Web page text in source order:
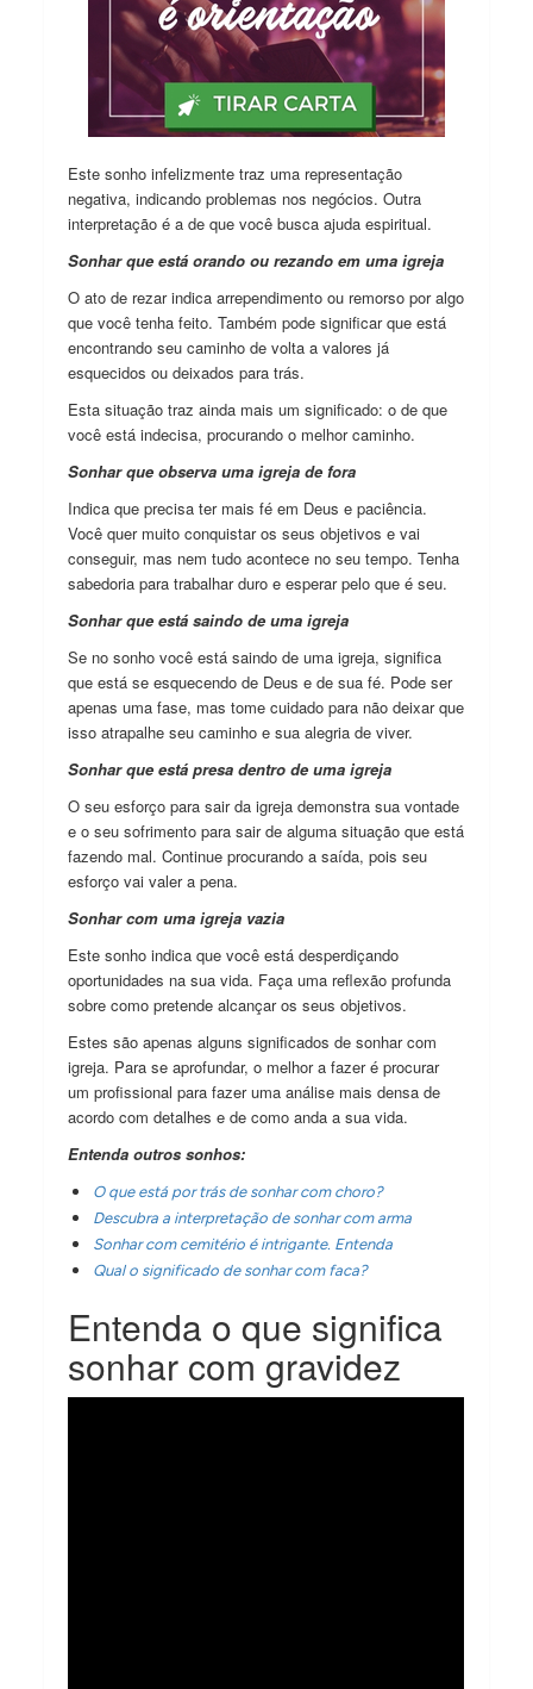
Este sonho infelizmente traz uma representação
negativa, indicando problemas nos negócios. Outra
interpretação é a de que você busca ajuda espiritual.
Sonhar que está orando ou rezando em uma igreja
O ato de rezar indica arrependimento ou remorso por algo
que você tenha feito. Também pode significar que está
encontrando seu caminho de volta a valores já
esquecidos ou deixados para trás.
Esta situação traz ainda mais um significado: o de que
você está indecisa, procurando o melhor caminho.
Sonhar que observa uma igreja de fora
Indica que precisa ter mais fé em Deus e paciência.
Você quer muito conquistar os seus objetivos e vai
conseguir, mas nem tudo acontece no seu tempo. Tenha
sabedoria para trabalhar duro e esperar pelo que é seu.
Sonhar que está saindo de uma igreja
Se no sonho você está saindo de uma igreja, significa
que está se esquecendo de Deus e de sua fé. Pode ser
apenas uma fase, mas tome cuidado para não deixar que
isso atrapalhe seu caminho e sua alegria de viver.
Sonhar que está presa dentro de uma igreja
O seu esforço para sair da igreja demonstra sua vontade
e o seu sofrimento para sair de alguma situação que está
fazendo mal. Continue procurando a saída, pois seu
esforço vai valer a pena.
Sonhar com uma igreja vazia
Este sonho indica que você está desperdiçando
oportunidades na sua vida. Faça uma reflexão profunda
sobre como pretende alcançar os seus objetivos.
Estes são apenas alguns significados de sonhar com
igreja. Para se aprofundar, o melhor a fazer é procurar
um profissional para fazer uma análise mais densa de
acordo com detalhes e de como anda a sua vida.
Entenda outros sonhos:
O que está por trás de sonhar com choro?
Descubra a interpretação de sonhar com arma
Sonhar com cemitério é intrigante. Entenda
Qual o significado de sonhar com faca?
Entenda o que significa
sonhar com gravidez